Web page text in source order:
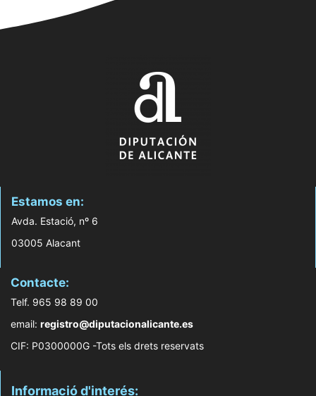
Estamos en:
Avda. Estació, nº 6
03005 Alacant
Contacte:
Telf. 965 98 89 00
email: registro@diputacionalicante.es
CIF: P0300000G -Tots els drets reservats
Informació d'interés: